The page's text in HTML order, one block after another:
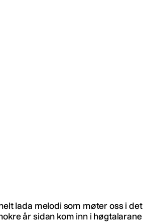
lada melodi som møter oss i
år sidan kom inn i